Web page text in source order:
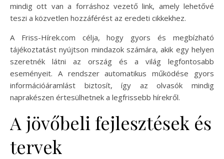
mindig ott van a forráshoz vezető link, amely lehetővé
teszi a közvetlen hozzáférést az eredeti cikkekhez.
A Friss-Hírek.com célja, hogy gyors és megbízható
tájékoztatást nyújtson mindazok számára, akik egy helyen
szeretnék látni az ország és a világ legfontosabb
eseményeit. A rendszer automatikus működése gyors
információáramlást biztosít, így az olvasók mindig
naprakészen értesülhetnek a legfrissebb hírekről.
A jövőbeli fejlesztések és
tervek